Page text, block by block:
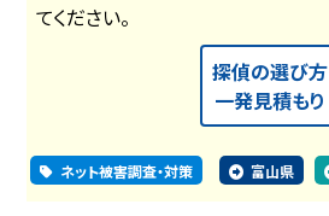
てください。
探偵の選び方
一発見積もり
ネット被害調査・対策 富山県